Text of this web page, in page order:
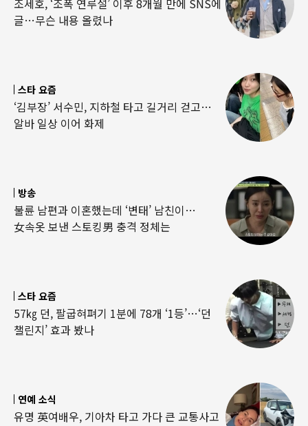
조세호, ‘조폭 연루설’ 이후 8개월 만에 SNS에
글…무슨 내용 올렸나
스타 요즘
‘김부장’ 서수민, 지하철 타고 길거리 걷고…
알바 일상 이어 화제
방송
불륜 남편과 이혼했는데 ‘변태’ 남친이…
女속옷 보낸 스토킹男 충격 정체는
스타 요즘
57㎏ 던, 팔굽혀펴기 1분에 78개 ‘1등’…‘던
챌린지’ 효과 봤나
연예 소식
유명 英여배우, 기아차 타고 가다 큰 교통사고